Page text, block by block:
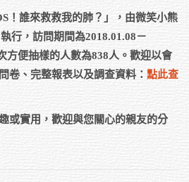
！誰來救救我的肺？」，由微笑小熊
行，訪問期間為2018.01.08－
方便抽樣的人數為838人。歡迎以會
卷、完整報表以及調查資料：點此查
或實用，歡迎與您關心的親友的分